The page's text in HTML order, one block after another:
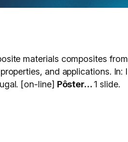
materials composites
and applications. In:
[on-line] Pôster…1 slide.